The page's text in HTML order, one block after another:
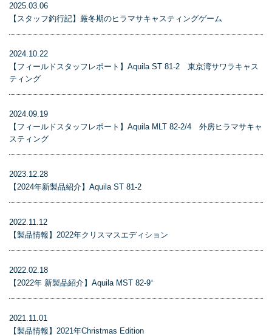
2025.03.06
【スタッフ釣行記】厳冬期のヒラマサキャスティングゲーム
2024.10.22
【フィールドスタッフレポート】Aquila ST 81-2 東京湾サワラキャス
ティング
2024.09.19
【フィールドスタッフレポート】Aquila MLT 82-2/4 外房ヒラマサキャ
スティング
2023.12.28
【2024年新製品紹介】Aquila ST 81-2
2022.11.12
【製品情報】2022年クリスマスエディション
2022.02.18
【2022年 新製品紹介】Aquila MST 82-9⁺
2021.11.01
【製品情報】2021年Christmas Edition